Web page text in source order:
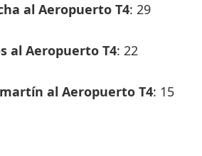
al Aeropuerto T4: 29
al Aeropuerto T4: 22
al Aeropuerto T4: 15